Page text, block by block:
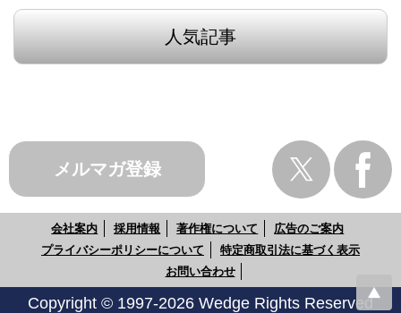
人気記事
メルマガ登録
会社案内 採用情報 著作権について
広告のご案内
プライバシーポリシーについて
特定商取引法に基づく表示
お問い合わせ
Copyright © 1997-2026 Wedge Rights Reserved